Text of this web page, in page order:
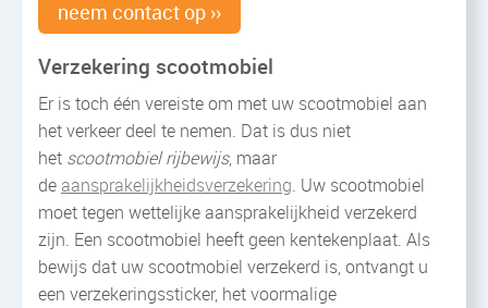
neem contact op ››
Verzekering scootmobiel
Er is toch één vereiste om met uw scootmobiel aan
het verkeer deel te nemen. Dat is dus niet
het scootmobiel rijbewijs, maar
de aansprakelijkheidsverzekering. Uw scootmobiel
moet tegen wettelijke aansprakelijkheid verzekerd
zijn. Een scootmobiel heeft geen kentekenplaat. Als
bewijs dat uw scootmobiel verzekerd is, ontvangt u
een verzekeringssticker, het voormalige